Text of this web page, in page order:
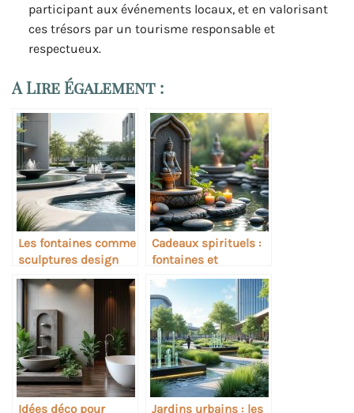
participant aux événements locaux, et en valorisant
ces trésors par un tourisme responsable et
respectueux.
A Lire Également :
Les fontaines comme
sculptures design
modernes
Cadeaux spirituels :
fontaines et
ambiance sacrée
Idées déco pour
Jardins urbains : les